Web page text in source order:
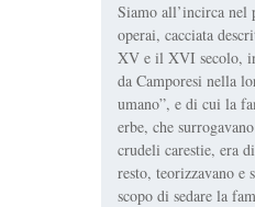
Siamo all’incirca nel
operai, cacciata
XV e il XVI secolo,
da Camporesi nella
umano”, e di cui la
erbe, che
crudeli carestie, era
resto, teorizzavano e
scopo di sedare la